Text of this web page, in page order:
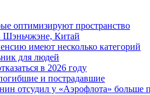
оптимизируют пространство
Шэньчжэне, Китай
имеют несколько категорий
для людей
в 2026 году
и пострадавшие
отсудил у «Аэрофлота» больше